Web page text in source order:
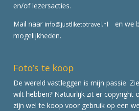
en/of lezersacties.
Mail naar info@justliketotravel.nl
en we
mogelijkheden.
Foto’s te koop
De wereld vastleggen is mijn passie.
wilt hebben? Natuurlijk zit er copyright
zijn wel te koop voor gebruik op een